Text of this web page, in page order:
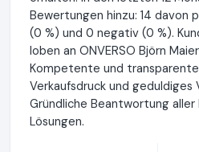
Bewertungen hinzu: 14 davon
(0 %) und 0 negativ (0 %).
loben an ONVERSO Björn
Kompetente und transparente
Verkaufsdruck und geduldiges
Gründliche Beantwortung aller
Lösungen.